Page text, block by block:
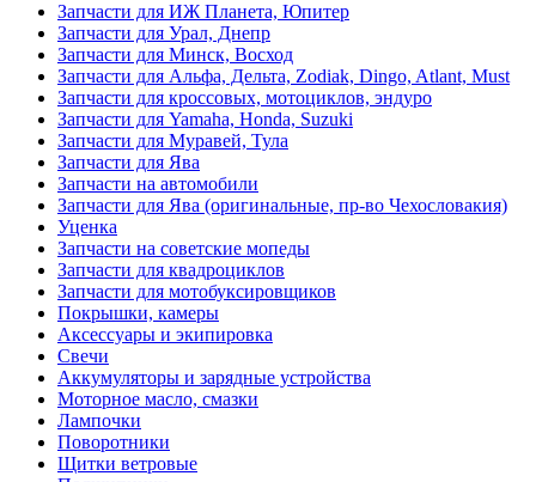
Запчасти для ИЖ Планета, Юпитер
Запчасти для Урал, Днепр
Запчасти для Минск, Восход
Запчасти для Альфа, Дельта, Zodiak, Dingo, Atlant, Must
Запчасти для кроссовых, мотоциклов, эндуро
Запчасти для Yamaha, Honda, Suzuki
Запчасти для Муравей, Тула
Запчасти для Ява
Запчасти на автомобили
Запчасти для Ява (оригинальные, пр-во Чехословакия)
Уценка
Запчасти на советские мопеды
Запчасти для квадроциклов
Запчасти для мотобуксировщиков
Покрышки, камеры
Аксессуары и экипировка
Свечи
Аккумуляторы и зарядные устройства
Моторное масло, смазки
Лампочки
Поворотники
Щитки ветровые